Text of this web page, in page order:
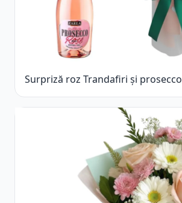
Surpriză roz Trandafiri și prosecco